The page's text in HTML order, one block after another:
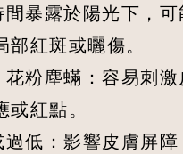
間暴露於陽光下，可
紅斑或曬傷。
粉塵蟎：容易刺激
紅點。
過低：影響皮膚屏